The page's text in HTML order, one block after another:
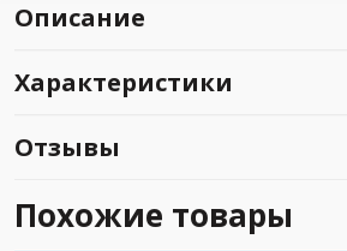
Описание
Характеристики
Отзывы
Похожие товары